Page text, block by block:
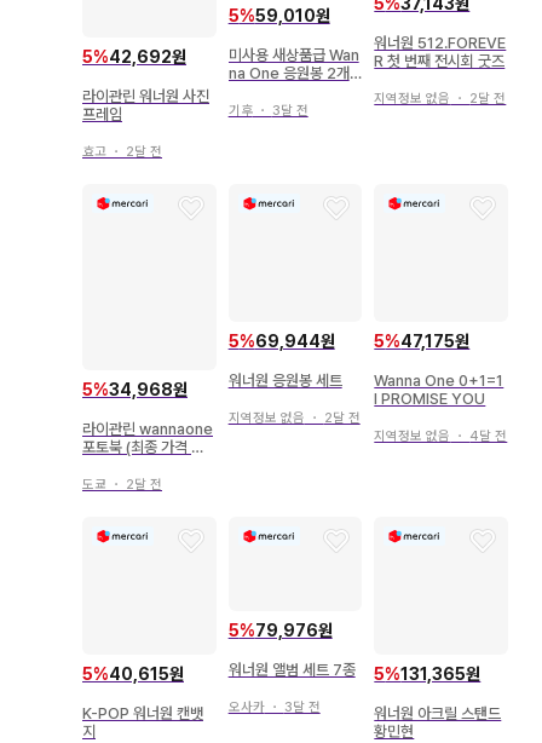
5%42,692원
라이관린 워너원 사진
프레임
효고 ・ 2달 전
5%59,010원
미사용 새상품급 Wan
na One 응원봉 2개
기후・ 3달 전
워너원 512.FOREVE
R 첫 번째 전시회 굿즈
지역정보 없음 ・ 2달 전
5%34,968원
라이관린 wannaone
포토북 (최종 가격 인
도쿄 ・ 2달 전
5%69,944원
워너원 응원봉 세트
지역정보 없음 ・ 2달 전
5%47,175원
Wanna One 0+1=1
I PROMISE YOU
지역정보 없음 ・ 4달 전
5%40,615원
K-POP 워너원 캔뱃
지
5%79,976원
워너원 앨범 세트 7종
오사카・ 3달 전
5%131,365원
워너원 아크릴 스탠드
황민현